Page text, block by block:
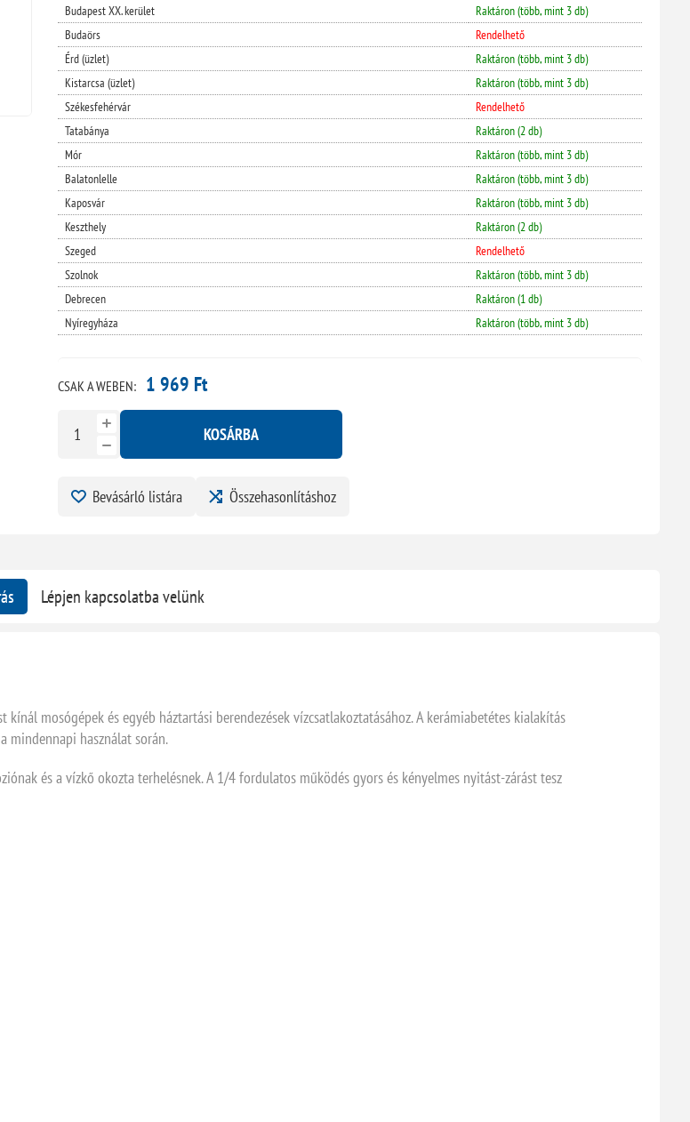
Budapest XX. kerület
Raktáron (több, mint 3 db)
Budaörs
Rendelhető
Érd (üzlet)
Raktáron (több, mint 3 db)
Kistarcsa (üzlet)
Raktáron (több, mint 3 db)
Székesfehérvár
Rendelhető
Tatabánya
Raktáron (2 db)
Mór
Raktáron (több, mint 3 db)
Balatonlelle
Raktáron (több, mint 3 db)
Kaposvár
Raktáron (több, mint 3 db)
Keszthely
Raktáron (2 db)
Szeged
Rendelhető
Szolnok
Raktáron (több, mint 3 db)
Debrecen
Raktáron (1 db)
Nyíregyháza
Raktáron (több, mint 3 db)
CSAK A WEBEN: 1 969 Ft
KOSÁRBA
Bevásárló listára Összehasonlításhoz
Lépjen kapcsolatba velünk
mosógépek és egyéb háztartási berendezések vízcsatlakoztatásához. A kerámiabetétes kialakítás
mindennapi használat során.
és a vízkő okozta terhelésnek. A 1/4 fordulatos működés gyors és kényelmes nyitást-zárást tesz